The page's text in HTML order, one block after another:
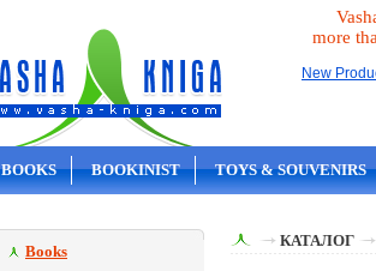
more
New
BOOKS BOOKINIST TOYS & SOUVENIRS
Books
КАТАЛОГ